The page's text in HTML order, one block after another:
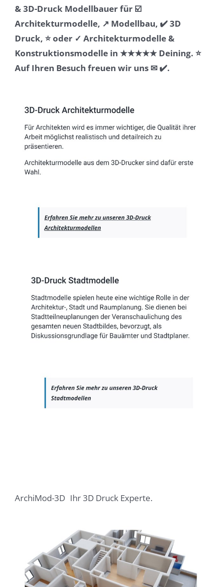
& 3D-Druck Modellbauer für ☑️
Architekturmodelle, ↗️ Modellbau, ✔️ 3D
Druck, ⭐ oder ✓ Architekturmodelle &
Konstruktionsmodelle in ★★★★★ Deining. ⭐
Auf Ihren Besuch freuen wir uns ✉ ✔️.
ArchiMod-3D Ihr 3D Druck Experte.